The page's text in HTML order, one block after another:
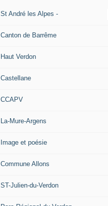
St André les Alpes -
Canton de Barrême
Haut Verdon
Castellane
CCAPV
La-Mure-Argens
Image et poésie
Commune Allons
ST-Julien-du-Verdon